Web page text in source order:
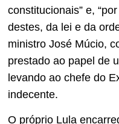
constitucionais” e,
destes, da lei e da
ministro José Múcio,
prestado ao papel de
levando ao chefe do
indecente.
O próprio Lula